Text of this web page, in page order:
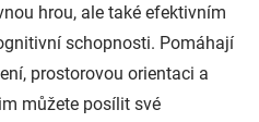
hrou, ale také efektivním
schopnosti. Pomáhají
prostorovou orientaci a
můžete posílit své